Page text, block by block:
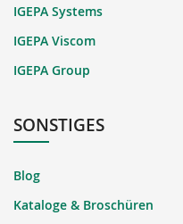
IGEPA Systems
IGEPA Viscom
IGEPA Group
SONSTIGES
Blog
Kataloge & Broschüren